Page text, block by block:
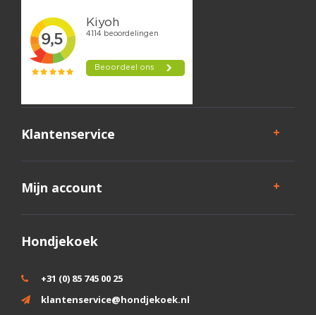
Klantenservice
Mijn account
Hondjekoek
+31 (0) 85 745 00 25
klantenservice@hondjekoek.nl